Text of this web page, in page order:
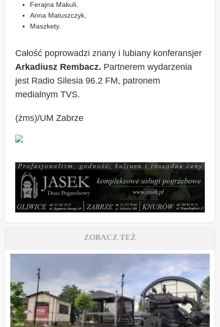
Ferajna Makuli,
Anna Matuszczyk,
Maszkety.
Całość poprowadzi znany i lubiany konferansjer
Arkadiusz Rembacz. Partnerem wydarzenia
jest Radio Silesia 96.2 FM, patronem
medialnym TVS.
(żms)/UM Zabrze
ZOBACZ TEŻ